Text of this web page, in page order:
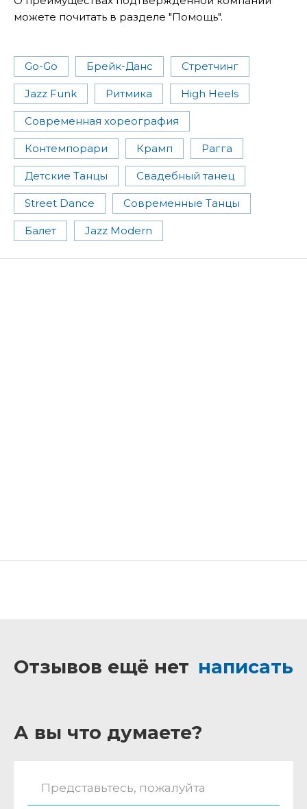
можете почитать в разделе "Помощь".
Go-Go Брейк-Данс Стретчинг
Jazz Funk Ритмика High Heels
Современная хореография
Контемпорари Крамп Рагга
Детские Танцы Свадебный танец
Street Dance Современные Танцы
Балет Jazz Modern
Отзывов ещё нет написать
А вы что думаете?